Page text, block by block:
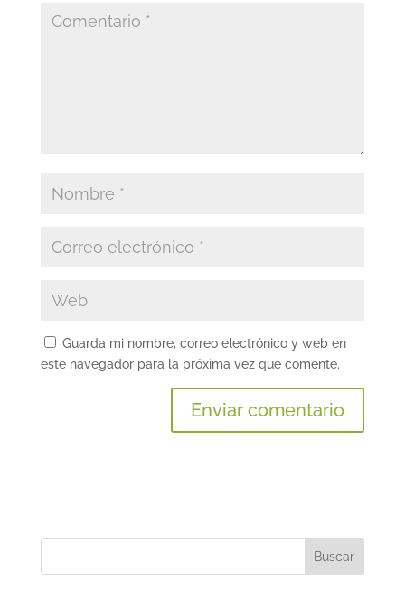
Guarda mi nombre, correo electrónico y web en
este navegador para la próxima vez que comente.